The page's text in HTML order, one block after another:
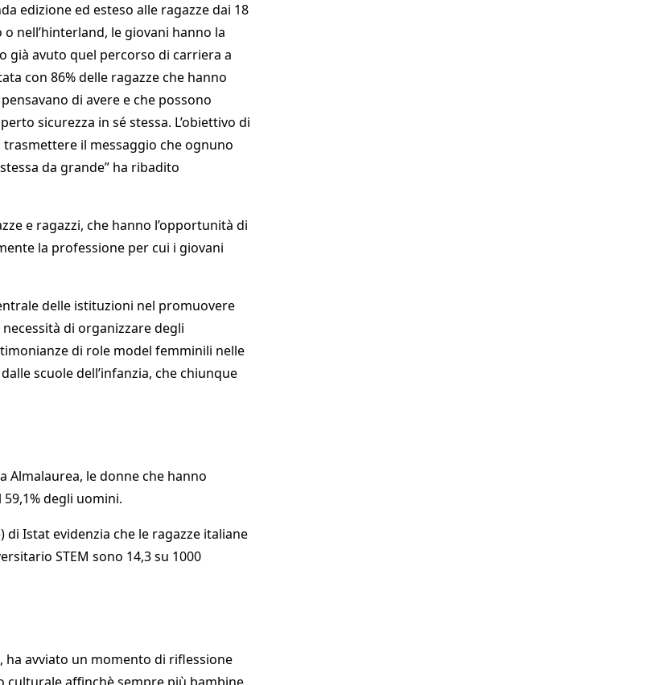
edizione ed esteso alle ragazze dai 18
nell’hinterland, le giovani hanno la
già avuto quel percorso di carriera a
con 86% delle ragazze che hanno
di avere e che possono
sicurezza in sé stessa. L’obiettivo di
il messaggio che ognuno
da grande” ha ribadito
e ragazzi, che hanno l’opportunità di
la professione per cui i giovani
delle istituzioni nel promuovere
di organizzare degli
di role model femminili nelle
scuole dell’infanzia, che chiunque
Almalaurea, le donne che hanno
degli uomini.
di Istat evidenzia che le ragazze italiane
STEM sono 14,3 su 1000
ha avviato un momento di riflessione